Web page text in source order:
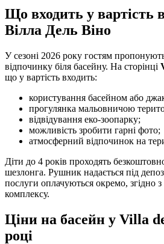
Що входить у вартість
Вілла Дель Віно
У сезоні 2026 року гостям
відпочинку біля басейну. На сторінці
що у вартість входить:
користування басейном або
прогулянка мальовничою
відвідування еко-зоопарку;
можливість зробити гарні фото;
атмосферний відпочинок на
Діти до 4 років проходять
шезлонга. Рушник надається під
послуги оплачуються окремо, згідно
комплексу.
Ціни на басейн у Villa
році